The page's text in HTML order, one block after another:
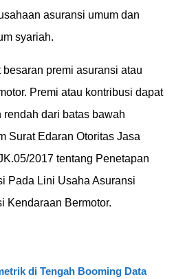
asuransi umum dan
syariah.
premi asuransi atau
Premi atau kontribusi dapat
dari batas bawah
Surat Edaran Otoritas Jasa
2017 tentang Penetapan
Pada Lini Usaha Asuransi
Kendaraan Bermotor.
di Tengah Booming Data